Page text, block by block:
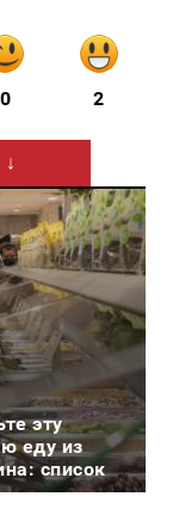
0 2
эту
еду из
список